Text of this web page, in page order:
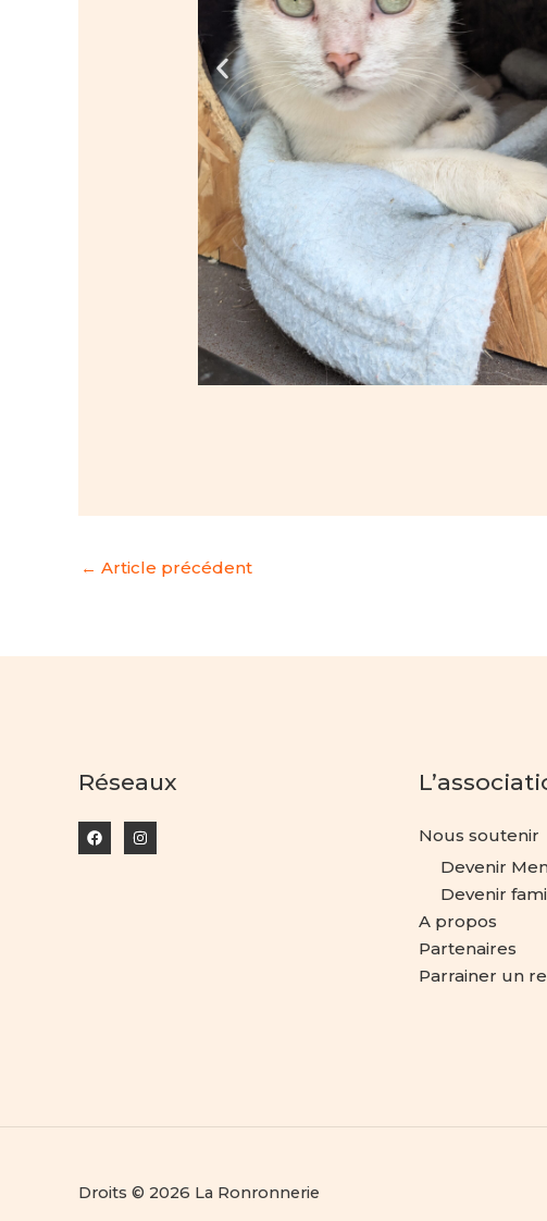
← Article précédent
Réseaux
Nous soutenir
Devenir
Devenir
A propos
Partenaires
Parrainer un
Droits © 2026 La Ronronnerie